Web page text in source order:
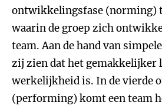
ontwikkelingsfase (norming)
waarin de groep zich
team. Aan de hand van
zij zien dat het gemakkelijker
werkelijkheid is. In de vierde
(performing) komt een team